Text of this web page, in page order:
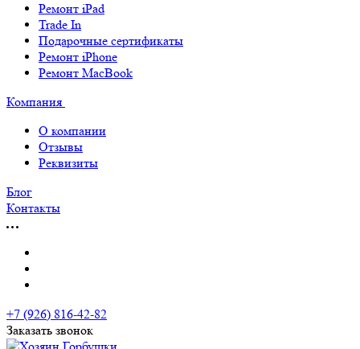
Ремонт iPad
Trade In
Подарочные сертификаты
Ремонт iPhone
Ремонт MacBook
Компания
О компании
Отзывы
Реквизиты
Блог
Контакты
+7 (926) 816-42-82
Заказать звонок